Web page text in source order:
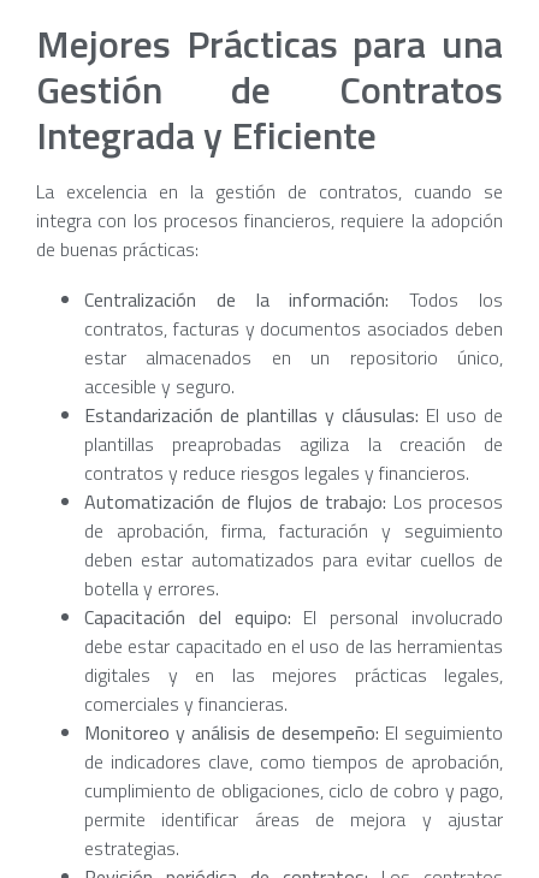
Mejores Prácticas para una
Gestión de Contratos
Integrada y Eficiente
La excelencia en la gestión de contratos, cuando se
integra con los procesos financieros, requiere la adopción
de buenas prácticas:
Centralización de la información: Todos los
contratos, facturas y documentos asociados deben
estar almacenados en un repositorio único,
accesible y seguro.
Estandarización de plantillas y cláusulas: El uso de
plantillas preaprobadas agiliza la creación de
contratos y reduce riesgos legales y financieros.
Automatización de flujos de trabajo: Los procesos
de aprobación, firma, facturación y seguimiento
deben estar automatizados para evitar cuellos de
botella y errores.
Capacitación del equipo: El personal involucrado
debe estar capacitado en el uso de las herramientas
digitales y en las mejores prácticas legales,
comerciales y financieras.
Monitoreo y análisis de desempeño: El seguimiento
de indicadores clave, como tiempos de aprobación,
cumplimiento de obligaciones, ciclo de cobro y pago,
permite identificar áreas de mejora y ajustar
estrategias.